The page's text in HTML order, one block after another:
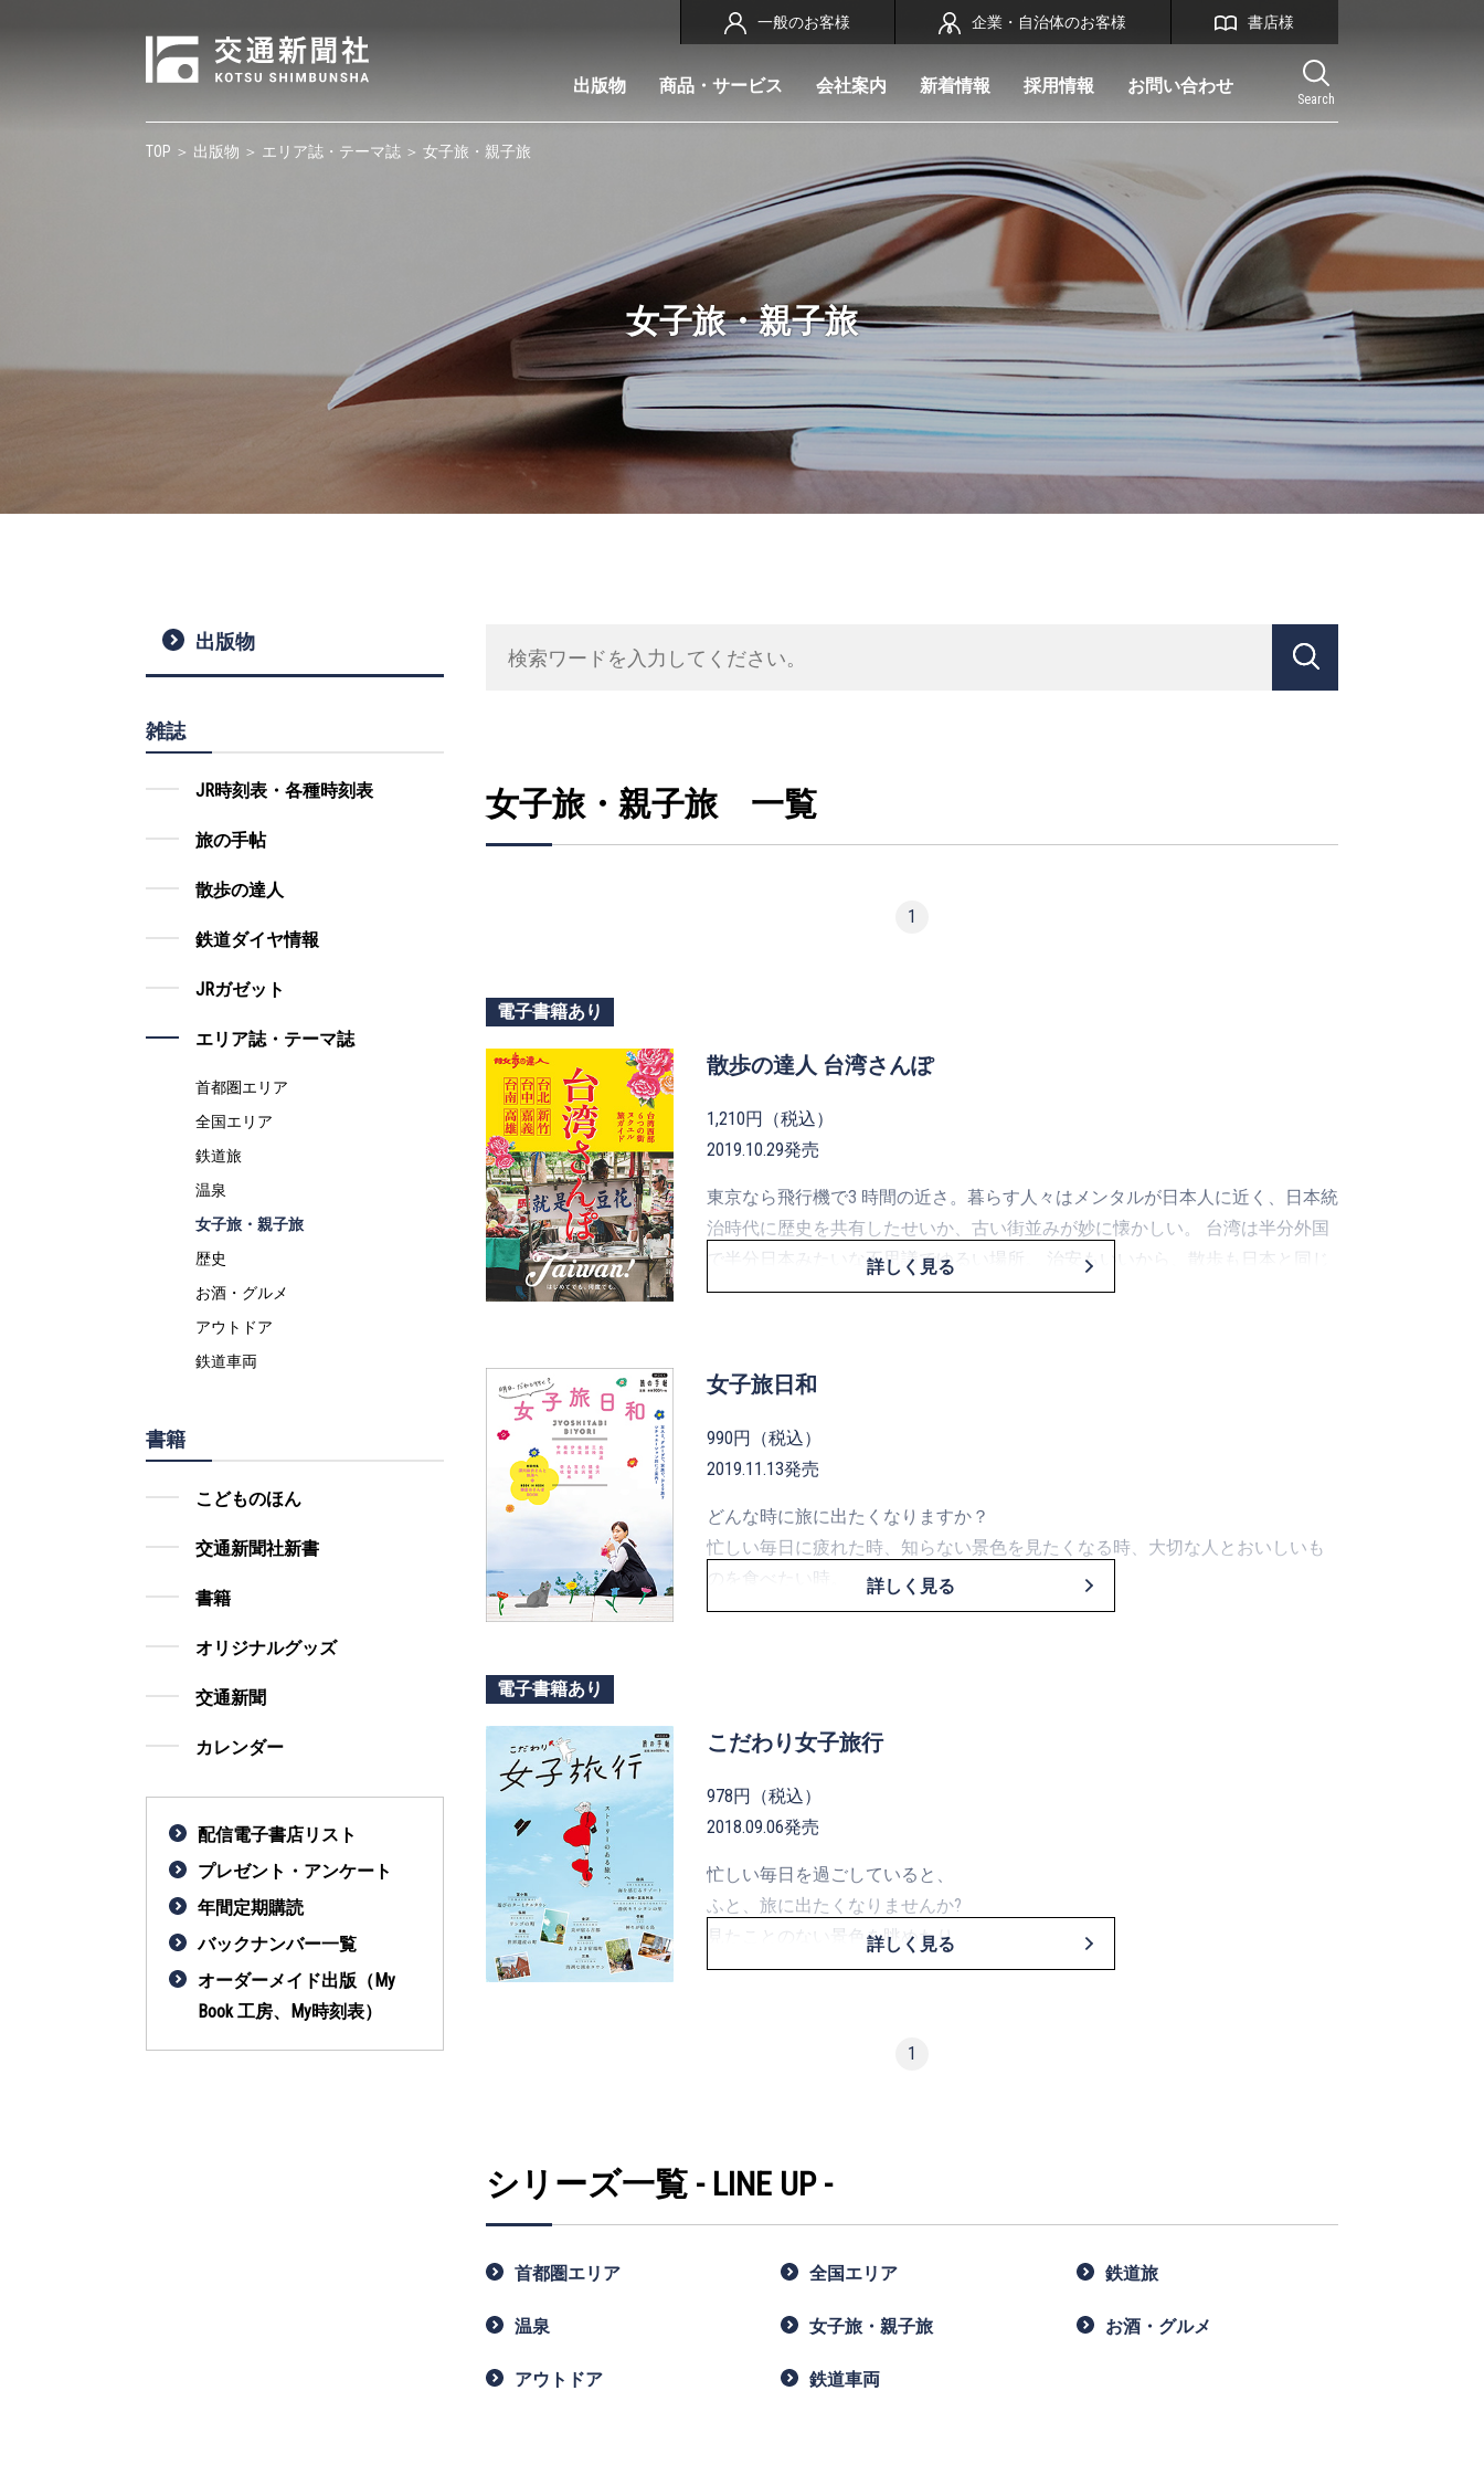
Search
出版物 商品・サービス 会社案内 新着情報 採用情報 お問い合わせ
一般のお客様 企業・自治体のお客様 書店様
TOP ＞ 出版物 ＞ エリア誌・テーマ誌 ＞ 女子旅・親子旅
女子旅・親子旅
出版物
雑誌
JR時刻表・各種時刻表
旅の手帖
散歩の達人
鉄道ダイヤ情報
JRガゼット
エリア誌・テーマ誌
首都圏エリア
全国エリア
鉄道旅
温泉
女子旅・親子旅
歴史
お酒・グルメ
アウトドア
鉄道車両
書籍
こどものほん
交通新聞社新書
書籍
オリジナルグッズ
交通新聞
カレンダー
配信電子書店リスト
プレゼント・アンケート
年間定期購読
バックナンバー一覧
オーダーメイド出版（My
Book 工房、My時刻表）
女子旅・親子旅 一覧
1
電子書籍あり
散歩の達人 台湾さんぽ
1,210円（税込）
2019.10.29発売
東京なら飛行機で3 時間の近さ。暮らす人々はメンタルが日本人に近く、日本統
治時代に歴史を共有したせいか、古い街並みが妙に懐かしい。 台湾は半分外国
で半分日本みたいな不思議でゆるい場所。 治安もいいから、散歩も日本と同じ
地続き感覚で楽しめます。 もしも雑誌『散歩の達人』が台湾特集を組んだら……
まり登場しません。 代わりに台北ほか歩いて楽しい街を、生活に根ざした散歩
ど散歩しがいのある地方の街も含んでいます。 食指が動いたら、ほじくりがい
のある〝台湾さんぽ〟に出かけてみてくださいませ。
詳しく見る
女子旅日和
990円（税込）
2019.11.13発売
どんな時に旅に出たくなりますか？
忙しい毎日に疲れた時、知らない景色を見たくなる時、大切な人とおいしいも
のを食べたい時。
旅する動機はいろいろです。
人生を彩る、素敵な旅に出合えますように。
詳しく見る
電子書籍あり
こだわり女子旅行
978円（税込）
2018.09.06発売
忙しい毎日を過ごしていると、
ふと、旅に出たくなりませんか?
見たことのない景色を眺めたり、
土地ならではのおいしい料理を味わったり、
そんな〝物語〞をより深く楽しむため、
さあ、ストーリーのある旅に出かけましょう！
詳しく見る
1
シリーズ一覧 - LINE UP -
首都圏エリア 全国エリア 鉄道旅
温泉 女子旅・親子旅 お酒・グルメ
アウトドア 鉄道車両